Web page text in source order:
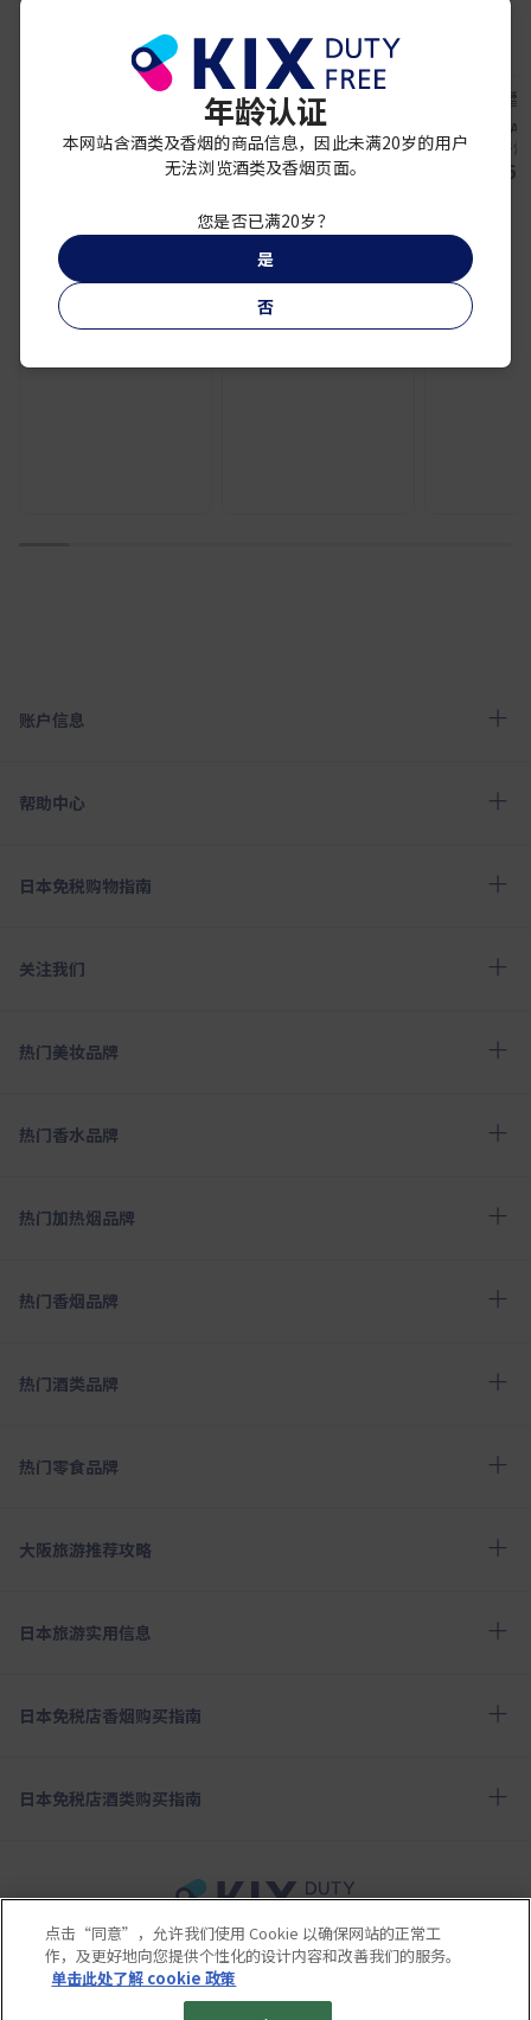
你可能还喜欢
中华香烟 (软包)
SHANGHAI TOBACCO
中华細支
¥ 7,600
SHANGHAI
中华香
¥
账户信息
帮助中心
日本免税购物指南
关注我们
热门美妆品牌
热门香水品牌
热门加热烟品牌
热门香烟品牌
热门酒类品牌
热门零食品牌
大阪旅游推荐攻略
日本旅游实用信息
日本免税店香烟购买指南
日本免税店酒类购买指南
使用条款 隐私保护条款
Cookie政策
关于社交媒体使用规章
点击“同意”，允许我们使用 Cookie 以确保网站的正常工
作，及更好地向您提供个性化的设计内容和改善我们的服务。
单击此处了解 cookie 政策
年龄认证
本网站含酒类及香烟的商品信息，因此未满20岁的用户
无法浏览酒类及香烟页面。
您是否已满20岁？
是
否